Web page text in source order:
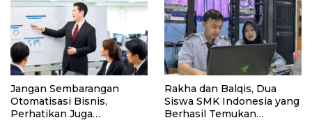
Jangan Sembarangan
Otomatisasi Bisnis,
Perhatikan Juga
Rakha dan Balqis, Dua
Siswa SMK Indonesia yang
Berhasil Temukan